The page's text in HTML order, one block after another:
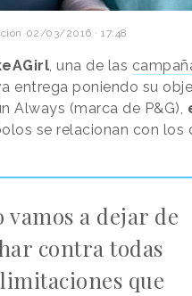
02/03/2016 · 17:48
, una de las
entrega poniendo su
Always (marca de P&G),
se relacionan con los
vamos a dejar de
contra todas
que